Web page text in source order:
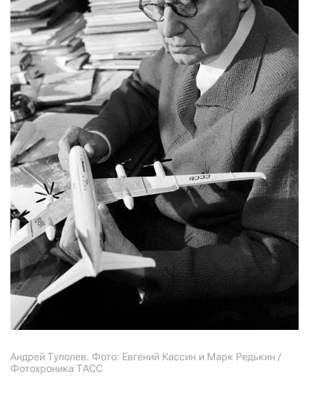
Андрей Туполев. Фото: Евгений Кассин и Марк Редькин /
Фотохроника ТАСС